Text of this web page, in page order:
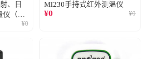
、日
仪（仅
¥0
MI230手持式红外测温仪
¥0 ¥0